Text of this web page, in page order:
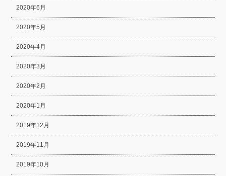
2020年6月
2020年5月
2020年4月
2020年3月
2020年2月
2020年1月
2019年12月
2019年11月
2019年10月